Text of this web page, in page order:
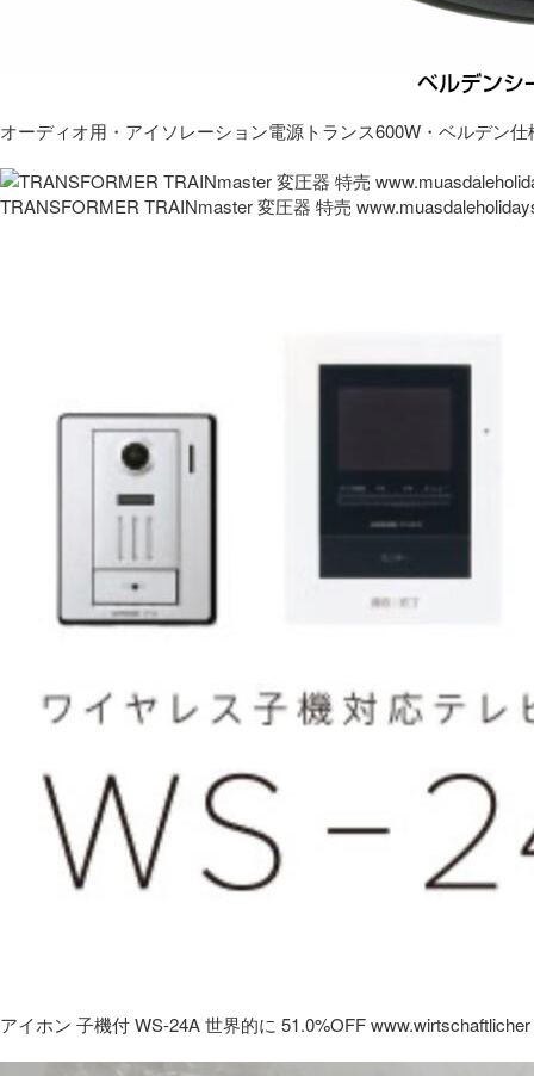
オーディオ用・アイソレーション電源トランス600W・ベルデン仕
TRANSFORMER TRAINmaster 変圧器 特売
アイホン 子機付 WS-24A 世界的に 51.0%OFF www.wirtschaftlicher